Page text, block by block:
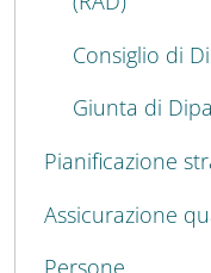
Consiglio di
Giunta di
Pianificazione
Assicurazione
Persone